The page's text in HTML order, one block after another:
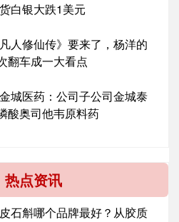
白银大跌1美元
人修仙传》要来了，杨洋的
翻车成一大看点
城医药：公司子公司金城泰
酸奥司他韦原料药
热点资讯
石斛哪个品牌最好？从胶质